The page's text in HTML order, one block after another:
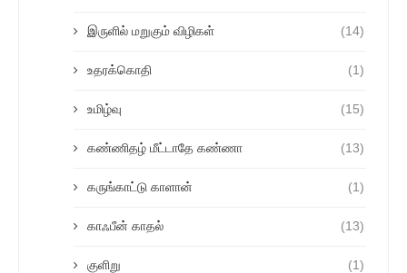
இருளில் மறுகும் விழிகள் (14)
உதரக்கொதி (1)
உமிழ்வு (15)
கண்ணிதழ் மீட்டாதே கண்ணா (13)
கருங்காட்டு காளான் (1)
காஃபீன் காதல் (13)
குளிறு (1)